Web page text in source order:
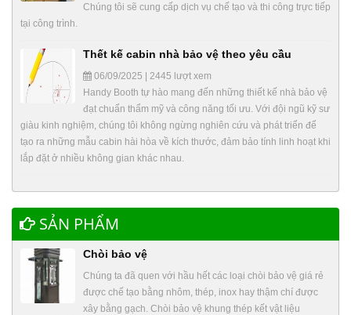
Chúng tôi sẽ cung cấp dịch vụ chế tạo và thi công trực tiếp
tại công trình.
Thết kế cabin nhà bảo vệ theo yêu cầu
06/09/2025 | 2445 lượt xem
Handy Booth tự hào mang đến những thiết kế nhà bảo vệ
đạt chuẩn thẩm mỹ và công năng tối ưu. Với đội ngũ kỹ sư
giàu kinh nghiệm, chúng tôi không ngừng nghiên cứu và phát triển để
tạo ra những mẫu cabin hài hòa về kích thước, đảm bảo tính linh hoạt khi
lắp đặt ở nhiều không gian khác nhau.
SẢN PHẨM
Chòi bảo vệ
Chúng ta đã quen với hầu hết các loại chòi bảo vệ giá rẻ
được chế tạo bằng nhôm, thép, inox hay thậm chí được
xây bằng gạch. Chòi bảo vệ khung thép kết vật liệu